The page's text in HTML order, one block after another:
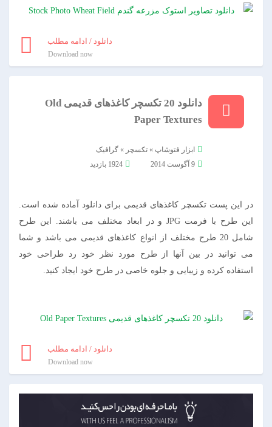
دانلود / ادامه مطلب
Download now
دانلود 20 تکسچر کاغذهای قدیمی Old
Paper Textures
ابزار فتوشاپ »تکسچر »گرافیک
9 آگوست 2014
1924 بازدید
در این پست تکسچر کاغذهای قدیمی برای دانلود آماده شده است.
این طرح با فرمت JPG و در ابعاد مختلف می باشند. این طرح
شامل 20 طرح مختلف از انواع کاغذهای قدیمی می باشد و شما
می توانید در بین آنها از طرح مورد نظر خود رد طراحی خود
استفاده کرده و زیبایی و جلوه خاصی در طرح خود ایجاد کنید.
دانلود / ادامه مطلب
Download now